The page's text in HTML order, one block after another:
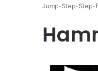
Jump-Step-Step-